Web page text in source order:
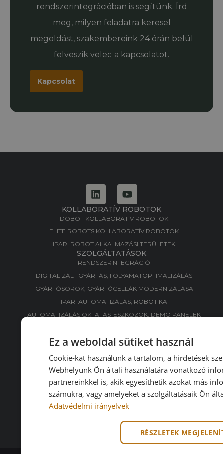
rendszerintegrációban is segítünk. Írd
meg, milyen feladatra keresel
megoldást, szakembereink 24 órán belül
felveszik veled a kapcsolatot.
Kapcsolat
KOLLABORATÍV ROBOTOK
DOBOT KOLLABORATÍV ROBOTOK
ELITE ROBOTS KOLLABORATÍV ROBOTOK
IPARI ROBOT ALKALMAZÁSI TERÜLETEK
SZOLGÁLTATÁSOK
RENDSZERINTEGRÁCIÓ
DIGITALIZÁLT GYÁRTÁS, FOLYAMATOPTIMALIZÁLÁS​
GYÁRTÓSOROK, GYÁRTÓCELLÁK MODERNIZÁLÁSA​
IPARI AUTOMATIZÁLÁS, ROBOTIKA​
AUTOMATIZÁLÁS OKTATÁSI ESZKÖZÖK, DEMO PANELEK​
RÓLUNK
BEMUTATKOZÁS
KARRIER
BLOG
INFO
KAPCSOLAT
ADATKEZELÉSI TÁJÉKOZTATÓ
FELHASZNÁLÁSI FELTÉTELEK
Ez a weboldal sütiket használ
Cookie-kat használunk a tartalom, a hirdetések
Webhelyünk Ön általi használatára vonatkozó
partnereinkkel is, akik egyesíthetik azokat más
számukra, vagy amelyeket a szolgáltatásaik Ön
Adatvédelmi irányelvek
RÉSZLETEK